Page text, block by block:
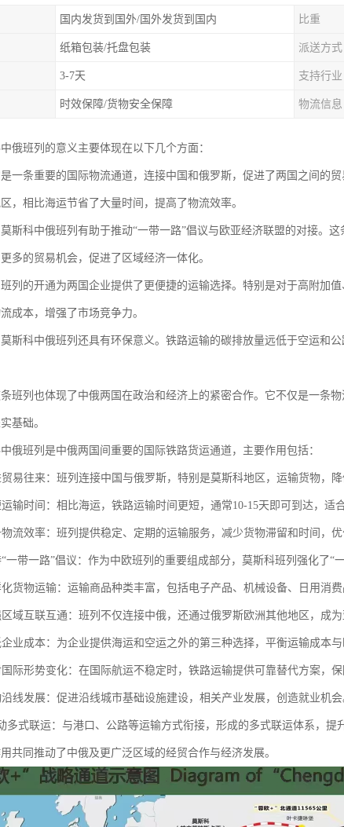
国内发货到国外/国外发货到国内 比重
纸箱包装/托盘包装 派送方式
3-7天 支持行业
时效保障/货物安全保障 物流信息
俄班列的意义主要体现在以下几个方面：
一条重要的国际物流通道，连接中国和俄罗斯，促进了两国之间的
，相比海运节省了大量时间，提高了物流效率。
斯科中俄班列有助于推动“一带一路”倡议与欧亚经济联盟的对接。
多的贸易机会，促进了区域经济一体化。
列的开通为两国企业提供了更便捷的运输选择。特别是对于高附加
成本，增强了市场竞争力。
斯科中俄班列还具有环保意义。铁路运输的碳排放量远低于空运和
班列也体现了中俄两国在政治和经济上的紧密合作。它不仅是一条
基础。
俄班列是中俄两国间重要的国际铁路货运通道，主要作用包括：
易往来：班列连接中国与俄罗斯，特别是莫斯科地区，运输货物，
输时间：相比海运，铁路运输时间更短，通常10-15天即可到达，适
流效率：班列提供稳定、定期的运输服务，减少货物滞留和时间，优
一带一路”倡议：作为中欧班列的重要组成部分，莫斯科班列强化了“
货物运输：运输商品种类丰富，包括电子产品、机械设备、日用消
域互联互通：班列不仅连接中俄，还通过俄罗斯欧洲其他地区，成为
业成本：为企业提供海运和空运之外的第三种选择，平衡运输成本
际形势变化：在国际航运不稳定时，铁路运输提供可靠替代方案，保
线发展：促进沿线城市基础设施建设，相关产业发展，创造就业机会
多式联运：与港口、公路等运输方式衔接，形成的多式联运体系，提
共同推动了中俄及更广泛区域的经贸合作与经济发展。